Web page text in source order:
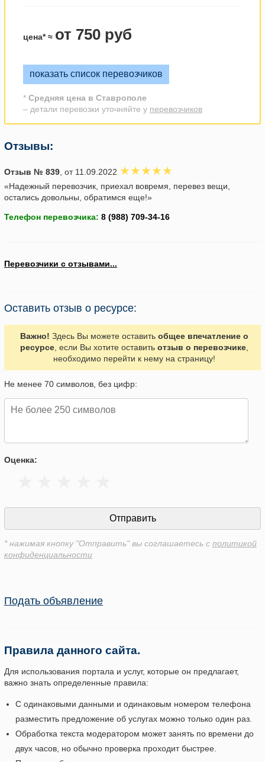
цена* ≈ от 750 руб
показать список перевозчиков
* Средняя цена в Ставрополе
– детали перевозки уточняйте у перевозчиков
Отзывы:
Отзыв № 839, от 11.09.2022
«Надежный перевозчик, приехал вовремя, перевез вещи,
остались довольны, обратимся еще!»
Телефон перевозчика:
Перевозчики с отзывами...
Оставить отзыв о ресурсе:
Важно! Здесь Вы можете оставить общее впечатление о
ресурсе, если Вы хотите оставить отзыв о перевозчике,
необходимо перейти к нему на страницу!
Не менее 70 символов, без цифр:
Оценка:
* нажимая кнопку "Отправить" вы соглашаетесь с политикой
конфиденциальности
Подать объявление
Правила данного сайта.
Для использования портала и услуг, которые он предлагает,
важно знать определенные правила:
С одинаковыми данными и одинаковым номером телефона
разместить предложение об услугах можно только один раз.
Обработка текста модератором может занять по времени до
двух часов, но обычно проверка проходит быстрее.